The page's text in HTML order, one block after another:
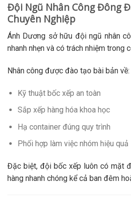
Đội Ngũ Nhân Công Đông
Chuyên Nghiệp
Ánh Dương sở hữu đội ngũ nhân
nhanh nhẹn và có trách nhiệm trong
Nhân công được đào tạo bài bản về:
Kỹ thuật bốc xếp an toàn
Sắp xếp hàng hóa khoa học
Hạ container đúng quy trình
Phối hợp làm việc nhóm hiệu quả
Đặc biệt, đội bốc xếp luôn có mặt
hàng nhanh chóng kể cả ban đêm